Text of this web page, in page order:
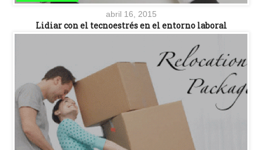
abril 16, 2015
Lidiar con el tecnoestrés en el entorno laboral